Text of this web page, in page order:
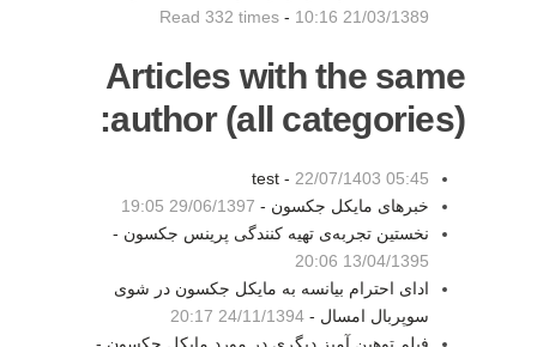
21/03/1389 10:16
-
Read 332 times
Articles with the same
author (all categories):
test - 22/07/1403 05:45
خبرهای مایکل جکسون - 29/06/1397 19:05
نخستین تجربه‌ی تهیه کنندگی پرینس جکسون -
13/04/1395 20:06
ادای احترام بیانسه به مایکل جکسون در شوی
سوپربال امسال - 24/11/1394 20:17